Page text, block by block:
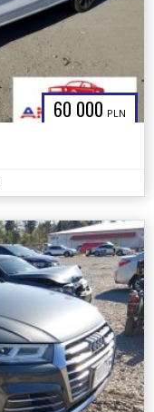
60 000 PLN